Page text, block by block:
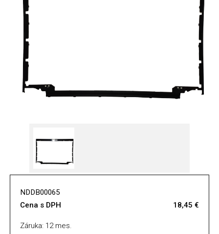
NDDB00065
Cena s DPH
18,45 €
Záruka: 12 mes.